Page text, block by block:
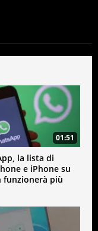
su quali
all’app
al mondo.
01:51
la lista di
e iPhone su
funzionerà più